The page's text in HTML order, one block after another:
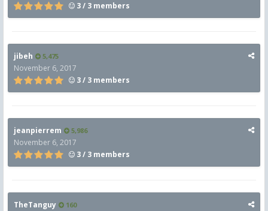
3 / 3 members
jibeh 5,475
November 6, 2017
3 / 3 members
jeanpierrem 5,986
November 6, 2017
3 / 3 members
TheTanguy 160